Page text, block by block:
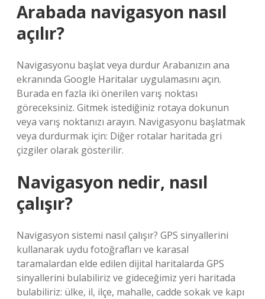
Arabada navigasyon nasıl
açılır?
Navigasyonu başlat veya durdur Arabanızın ana
ekranında Google Haritalar uygulamasını açın.
Burada en fazla iki önerilen varış noktası
göreceksiniz. Gitmek istediğiniz rotaya dokunun
veya varış noktanızı arayın. Navigasyonu başlatmak
veya durdurmak için: Diğer rotalar haritada gri
çizgiler olarak gösterilir.
Navigasyon nedir, nasıl
çalışır?
Navigasyon sistemi nasıl çalışır? GPS sinyallerini
kullanarak uydu fotoğrafları ve karasal
taramalardan elde edilen dijital haritalarda GPS
sinyallerini bulabiliriz ve gideceğimiz yeri haritada
bulabiliriz: ülke, il, ilçe, mahalle, cadde sokak ve kapı